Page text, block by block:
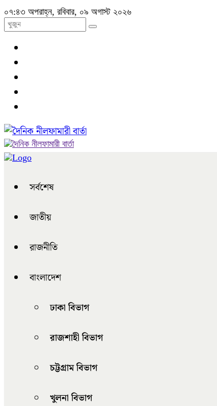
০৭:৪৩ অপরাহ্ন, রবিবার, ০৯ অগাস্ট ২০২৬
সর্বশেষ
জাতীয়
রাজনীতি
বাংলাদেশ
ঢাকা বিভাগ
রাজশাহী বিভাগ
চট্টগ্রাম বিভাগ
খুলনা বিভাগ